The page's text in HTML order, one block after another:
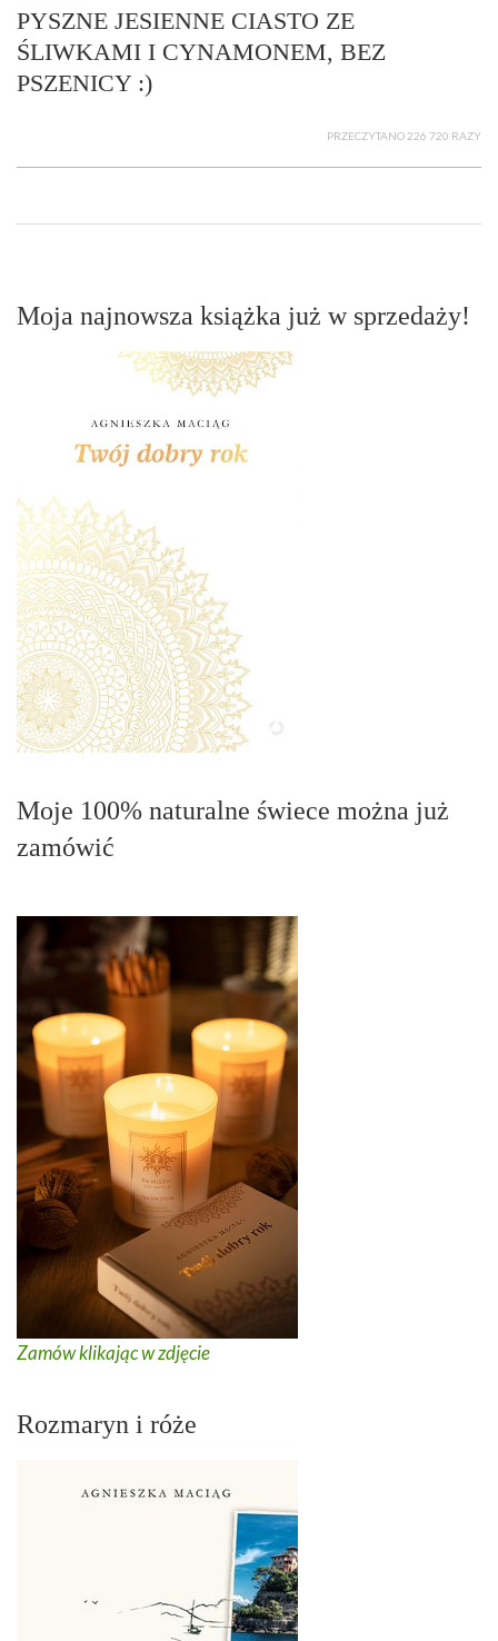
PYSZNE JESIENNE CIASTO ZE
ŚLIWKAMI I CYNAMONEM, BEZ
PSZENICY :)
PRZECZYTANO 226 720 RAZY
Moja najnowsza książka już w sprzedaży!
Moje 100% naturalne świece można już
zamówić
Zamów klikając w zdjęcie
Rozmaryn i róże